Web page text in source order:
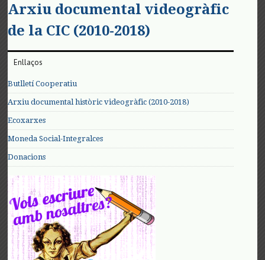
Arxiu documental videogràfic
de la CIC (2010-2018)
Enllaços
Butlletí Cooperatiu
Arxiu documental històric videogràfic (2010-2018)
Ecoxarxes
Moneda Social-Integralces
Donacions